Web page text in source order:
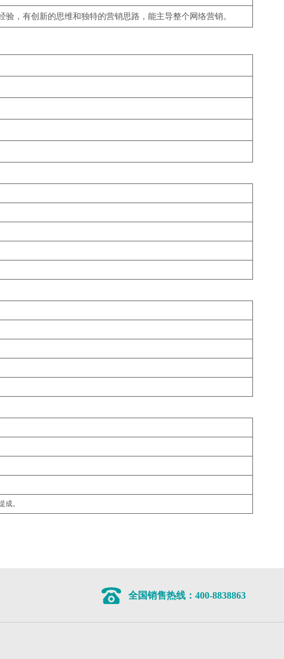
，有创新的思维和独特的营销思路，能主导整个网络营销。
。
全国销售热线：400-8838863